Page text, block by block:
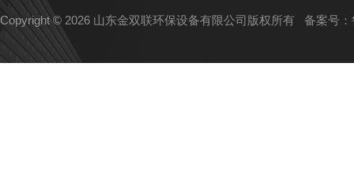
Copyright © 2026 山东金双联环保设备有限公司版权所有 备案号